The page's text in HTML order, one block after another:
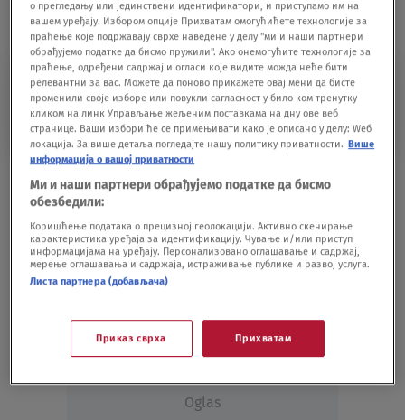
SVETSKO PRVENSTVO U
BICIKLIZMU
Nova ograničenja u Švajcarskoj, otkazano
SPORT - OSTALO 12.08.20.
Vuelta smanjuje format trke prvi put u 35
godina
SPORT - OSTALO
Oglas
о прегледању или јединствени идентификатори, и приступамо им на
вашем уређају. Избором опције Прихватам омогућићете технологије за
праћење које подржавају сврхе наведене у делу "ми и наши партнери
обрађујемо податке да бисмо пружили". Ако онемогућите технологије за
праћење, одређени садржај и огласи које видите можда неће бити
релевантни за вас. Можете да поново прикажете овај мени да бисте
променили своје изборе или повукли сагласност у било ком тренутку
кликом на линк Управљање жељеним поставкама на дну ове веб
странице. Ваши избори ће се примењивати како је описано у делу: Wеб
локација. За више детаља погледајте нашу политику приватности. Више
информација о вашој приватности
Ми и наши партнери обрађујемо податке да бисмо
обезбедили:
Коришћење података о прецизној геолокацији. Активно скенирање
карактеристика уређаја за идентификацију. Чување и/или приступ
информацијама на уређају. Персонализовано оглашавање и садржај,
мерење оглашавања и садржаја, истраживање публике и развој услуга.
Листа партнера (добављача)
Приказ сврха Прихватам